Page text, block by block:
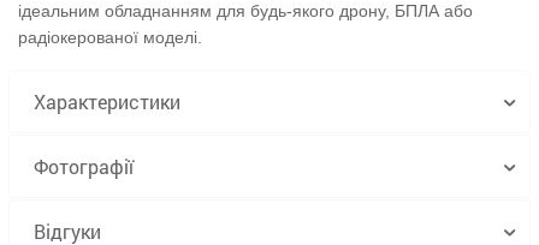
ідеальним обладнанням для будь-якого дрону, БПЛА або
радіокерованої моделі.
Характеристики
Фотографії
Відгуки